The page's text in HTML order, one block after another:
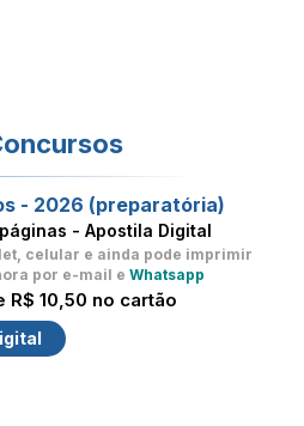
- 2026 (preparatória)
- Apostila Digital
celular e ainda pode imprimir
por e-mail e Whatsapp
R$ 10,50 no cartão